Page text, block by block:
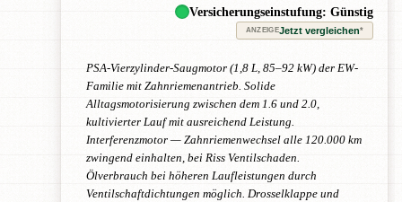
Versicherungseinstufung: Günstig
ANZEIGEJetzt vergleichen*
PSA-Vierzylinder-Saugmotor (1,8 L, 85–92 kW) der EW-
Familie mit Zahnriemenantrieb. Solide
Alltagsmotorisierung zwischen dem 1.6 und 2.0,
kultivierter Lauf mit ausreichend Leistung.
Interferenzmotor — Zahnriemenwechsel alle 120.000 km
zwingend einhalten, bei Riss Ventilschaden.
Ölverbrauch bei höheren Laufleistungen durch
Ventilschaftdichtungen möglich. Drosselklappe und